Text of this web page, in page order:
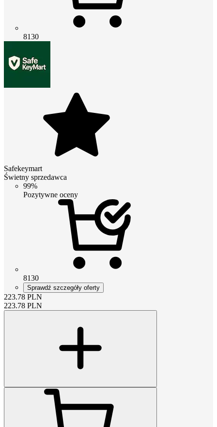
8130
Safekeymart
Świetny sprzedawca
99%
Pozytywne oceny
8130
Sprawdź szczegóły oferty
223.78 PLN
223.78 PLN